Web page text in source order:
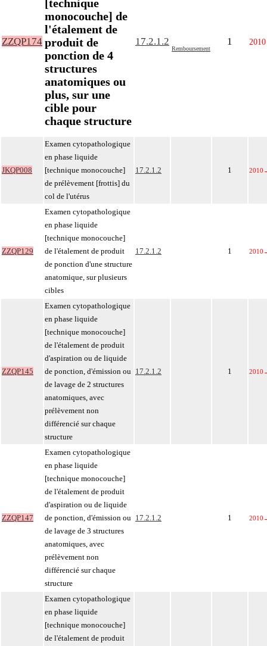
ZZQP174
[technique
monocouche] de
l'étalement de
produit de
ponction de 4
structures
anatomiques ou
plus, sur une
cible pour
chaque structure
17.2.1.2
Remboursement
1 2010
JKQP008
Examen cytopathologique
en phase liquide
[technique monocouche]
de prélèvement [frottis] du
col de l'utérus
17.2.1.2 1 2010
ZZQP129
Examen cytopathologique
en phase liquide
[technique monocouche]
de l'étalement de produit
de ponction d'une structure
anatomique, sur plusieurs
cibles
17.2.1.2 1 2010
ZZQP145
Examen cytopathologique
en phase liquide
[technique monocouche]
de l'étalement de produit
d'aspiration ou de liquide
de ponction, d'émission ou
de lavage de 2 structures
anatomiques, avec
prélèvement non
différencié sur chaque
structure
17.2.1.2 1 2010
ZZQP147
Examen cytopathologique
en phase liquide
[technique monocouche]
de l'étalement de produit
d'aspiration ou de liquide
de ponction, d'émission ou
de lavage de 3 structures
anatomiques, avec
prélèvement non
différencié sur chaque
structure
17.2.1.2 1 2010
Examen cytopathologique
en phase liquide
[technique monocouche]
de l'étalement de produit